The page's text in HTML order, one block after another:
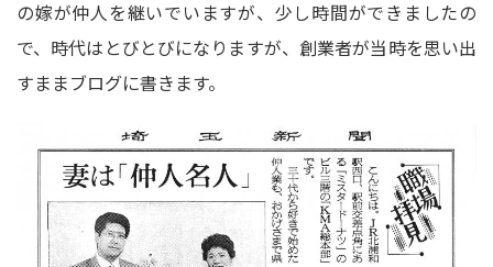
の嫁が仲人を継いでいますが、少し時間ができましたの
で、時代はとびとびになりますが、創業者が当時を思い出
すままブログに書きます。